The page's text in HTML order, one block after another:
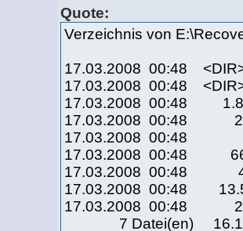
Quote:
Verzeichnis von
17.03.2008 00:48
17.03.2008 00:48
17.03.2008 00:48
17.03.2008 00:48
17.03.2008 00:48
17.03.2008 00:48
17.03.2008 00:48
17.03.2008 00:48
17.03.2008 00:48
7 Datei(en)